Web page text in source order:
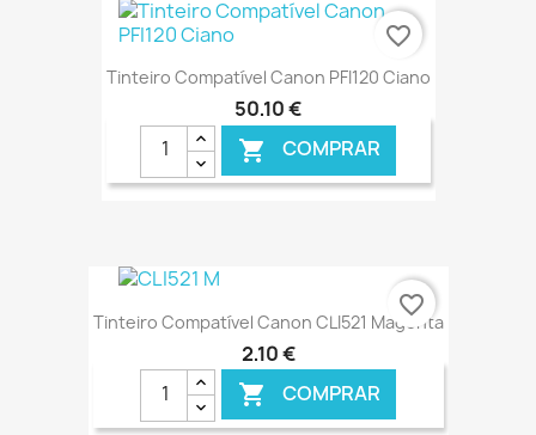
€ ONLINE
Tinteiro Compatível Canon PFI120 Ciano
50,10 €
 COMPRAR
favorite_border
Tinteiro Compatível Canon CLI521 Magenta
2,10 €
 COMPRAR
favorite_border